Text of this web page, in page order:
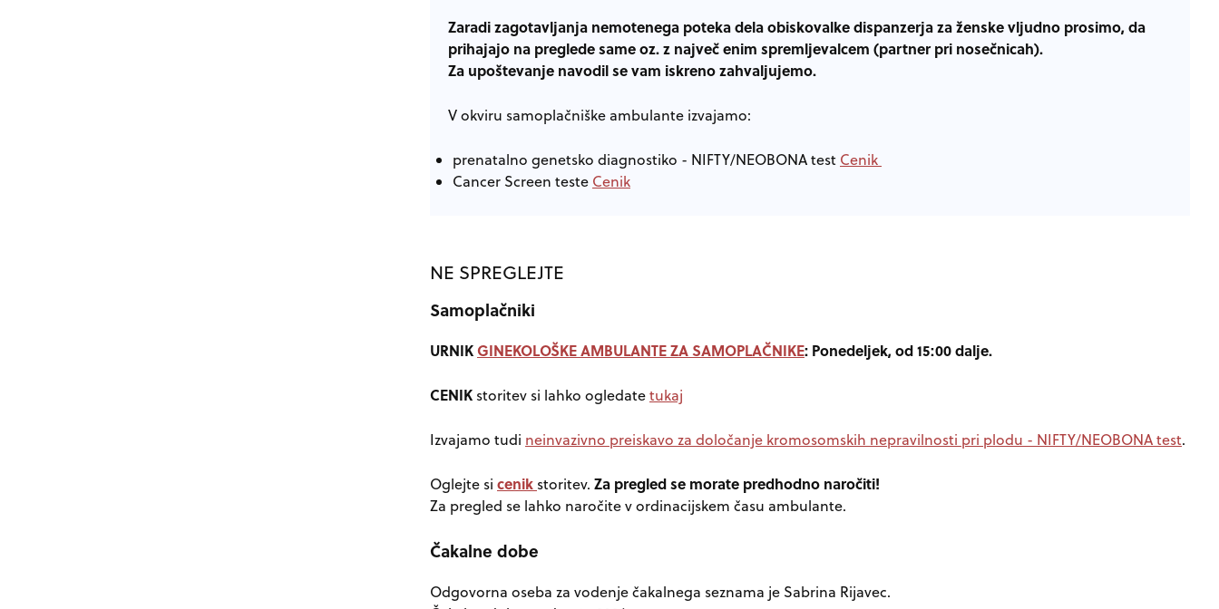
Zaradi zagotavljanja nemotenega poteka dela obiskovalke dispanzerja za ženske vljudno prosimo, da
prihajajo na preglede same oz. z največ enim spremljevalcem (partner pri nosečnicah).
​Za upoštevanje navodil se vam iskreno zahvaljujemo.
V okviru samoplačniške ambulante izvajamo:
prenatalno genetsko diagnostiko - NIFTY/NEOBONA test Cenik
Cancer Screen teste Cenik
NE SPREGLEJTE
Samoplačniki
URNIKGINEKOLOŠKE AMBULANTE ZA SAMOPLAČNIKE: Ponedeljek, od 15:00 dalje.
CENIK storitev si lahko ogledatetukaj
Izvajamo tudi neinvazivno preiskavo za določanje kromosomskih nepravilnosti pri plodu - NIFTY/NEOBONA test.
Oglejte si cenik storitev. Za pregled se morate predhodno naročiti!
Za pregled se lahko naročite v ordinacijskem času ambulante.
Čakalne dobe
Odgovorna oseba za vodenje čakalnega seznama je Sabrina Rijavec.